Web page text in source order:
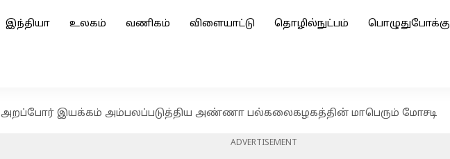
இந்தியா உலகம் வணிகம் விளையாட்டு தொழில்நுட்பம் பொழுதுபோக்கு
அறப்போர் இயக்கம் அம்பலப்படுத்திய அண்ணா பல்கலைகழகத்தின் மாபெரும் மோசடி
ADVERTISEMENT